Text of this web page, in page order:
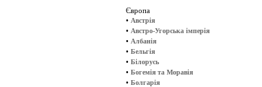
Європа
• Австрія
• Австро-Угорська імперія
• Албанія
• Бельгія
• Білорусь
• Богемія та Моравія
• Болгарія